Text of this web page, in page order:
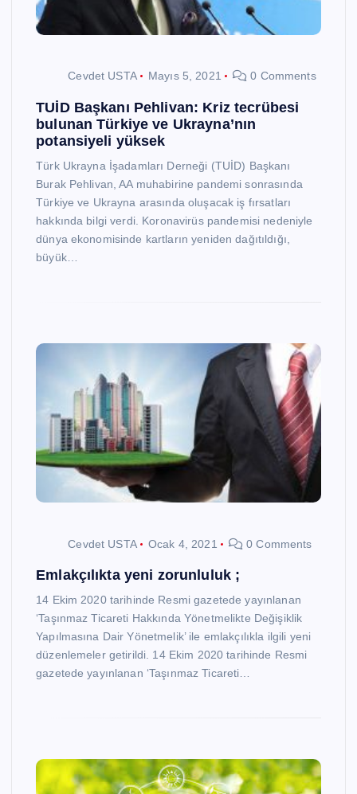
Cevdet USTA Mayıs 5, 2021 0 Comments
TUİD Başkanı Pehlivan: Kriz tecrübesi
bulunan Türkiye ve Ukrayna’nın
potansiyeli yüksek
Türk Ukrayna İşadamları Derneği (TUİD) Başkanı
Burak Pehlivan, AA muhabirine pandemi sonrasında
Türkiye ve Ukrayna arasında oluşacak iş fırsatları
hakkında bilgi verdi. Koronavirüs pandemisi nedeniyle
dünya ekonomisinde kartların yeniden dağıtıldığı,
büyük…
Cevdet USTA Ocak 4, 2021 0 Comments
Emlakçılıkta yeni zorunluluk ;
14 Ekim 2020 tarihinde Resmi gazetede yayınlanan
‘Taşınmaz Ticareti Hakkında Yönetmelikte Değişiklik
Yapılmasına Dair Yönetmelik’ ile emlakçılıkla ilgili yeni
düzenlemeler getirildi. 14 Ekim 2020 tarihinde Resmi
gazetede yayınlanan ‘Taşınmaz Ticareti…